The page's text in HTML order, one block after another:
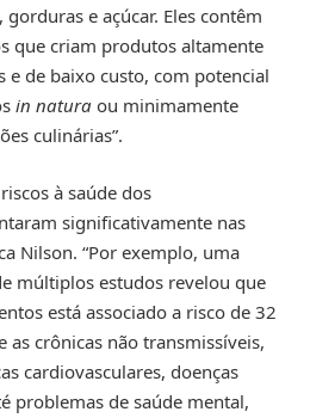
e açúcar. Eles contêm
que criam produtos altamente
e de baixo custo, com potencial
in natura ou minimamente
culinárias”.
à saúde dos
significativamente nas
Nilson. “Por exemplo, uma
múltiplos estudos revelou que
está associado a risco de 32
as crônicas não transmissíveis,
cardiovasculares, doenças
problemas de saúde mental,